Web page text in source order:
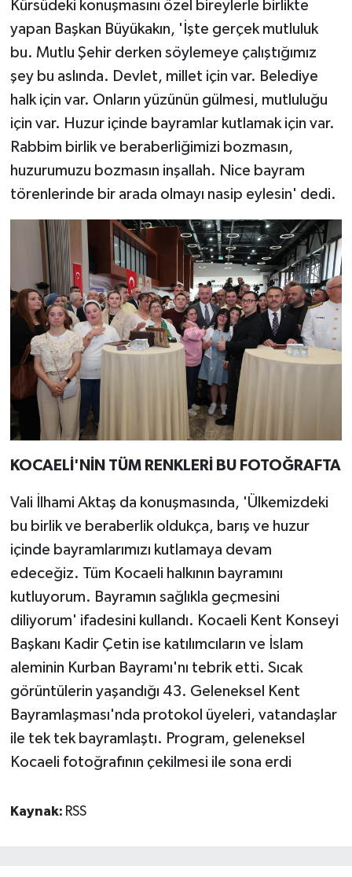
Kürsüdeki konuşmasını özel bireylerle birlikte
yapan Başkan Büyükakın, 'İşte gerçek mutluluk
bu. Mutlu Şehir derken söylemeye çalıştığımız
şey bu aslında. Devlet, millet için var. Belediye
halk için var. Onların yüzünün gülmesi, mutluluğu
için var. Huzur içinde bayramlar kutlamak için var.
Rabbim birlik ve beraberliğimizi bozmasın,
huzurumuzu bozmasın inşallah. Nice bayram
törenlerinde bir arada olmayı nasip eylesin' dedi.
KOCAELİ'NİN TÜM RENKLERİ BU FOTOĞRAFTA
Vali İlhami Aktaş da konuşmasında, 'Ülkemizdeki
bu birlik ve beraberlik oldukça, barış ve huzur
içinde bayramlarımızı kutlamaya devam
edeceğiz. Tüm Kocaeli halkının bayramını
kutluyorum. Bayramın sağlıkla geçmesini
diliyorum' ifadesini kullandı. Kocaeli Kent Konseyi
Başkanı Kadir Çetin ise katılımcıların ve İslam
aleminin Kurban Bayramı'nı tebrik etti. Sıcak
görüntülerin yaşandığı 43. Geleneksel Kent
Bayramlaşması'nda protokol üyeleri, vatandaşlar
ile tek tek bayramlaştı. Program, geleneksel
Kocaeli fotoğrafının çekilmesi ile sona erdi
Kaynak: RSS